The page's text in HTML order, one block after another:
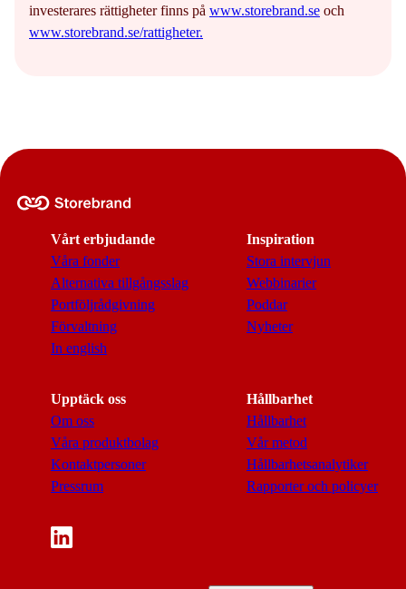
investerares rättigheter finns på www.storebrand.se och
www.storebrand.se/rattigheter.
Vårt erbjudande
Våra fonder
Alternativa tillgångsslag
Portföljrådgivning
Förvaltning
In english
Inspiration
Stora intervjun
Webbinarier
Poddar
Nyheter
Upptäck oss
Om oss
Våra produktbolag
Kontaktpersoner
Pressrum
Hållbarhet
Hållbarhet
Vår metod
Hållbarhetsanalytiker
Rapporter och policyer